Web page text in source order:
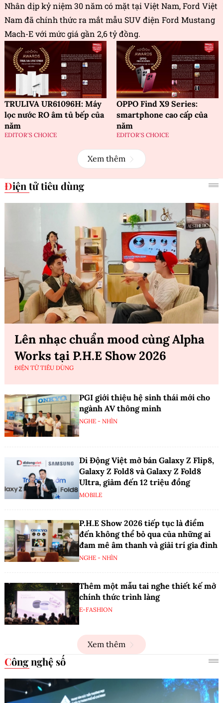
Nhân dịp kỷ niệm 30 năm có mặt tại Việt Nam, Ford Việt
Nam đã chính thức ra mắt mẫu SUV điện Ford Mustang
Mach-E với mức giá gần 2,6 tỷ đồng.
TRULIVA UR61096H: Máy
lọc nước RO âm tủ bếp của
năm
EDITOR'S CHOICE
OPPO Find X9 Series:
smartphone cao cấp của
năm
EDITOR'S CHOICE
Xem thêm
Điện tử tiêu dùng
Lên nhạc chuẩn mood cùng Alpha
Works tại P.H.E Show 2026
ĐIỆN TỬ TIÊU DÙNG
PGI giới thiệu hệ sinh thái mới cho
ngành AV thông minh
NGHE - NHÌN
Di Động Việt mở bán Galaxy Z Flip8,
Galaxy Z Fold8 và Galaxy Z Fold8
Ultra, giảm đến 12 triệu đồng
MOBILE
P.H.E Show 2026 tiếp tục là điểm
đến không thể bỏ qua của những ai
đam mê âm thanh và giải trí gia đình
NGHE - NHÌN
Thêm một mẫu tai nghe thiết kế mở
chính thức trình làng
E-FASHION
Xem thêm
Công nghệ số